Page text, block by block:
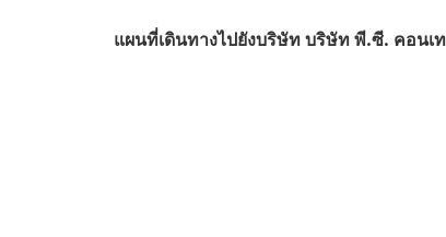
แผนที่เดินทางไปยังบริษัท บริษัท พี.ซี. คอนเ